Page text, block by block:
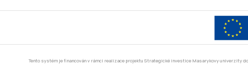
Tento systém je financován v rámci realizace projektu Strategické investice Masarykovy